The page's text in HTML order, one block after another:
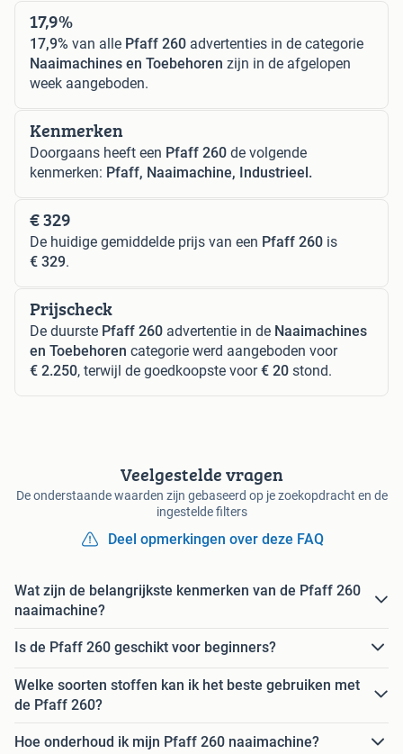
17,9%
17,9% van alle Pfaff 260 advertenties in de categorie
Naaimachines en Toebehoren zijn in de afgelopen
week aangeboden.
Kenmerken
Doorgaans heeft een Pfaff 260 de volgende
kenmerken: Pfaff, Naaimachine, Industrieel.
€ 329
De huidige gemiddelde prijs van een Pfaff 260 is
€ 329.
Prijscheck
De duurste Pfaff 260 advertentie in de Naaimachines
en Toebehoren categorie werd aangeboden voor
€ 2.250, terwijl de goedkoopste voor€ 20 stond.
Veelgestelde vragen
De onderstaande waarden zijn gebaseerd op je zoekopdracht en de
ingestelde filters
Deel opmerkingen over deze FAQ
Wat zijn de belangrijkste kenmerken van de Pfaff 260
naaimachine?
Is de Pfaff 260 geschikt voor beginners?
Welke soorten stoffen kan ik het beste gebruiken met
de Pfaff 260?
Hoe onderhoud ik mijn Pfaff 260 naaimachine?